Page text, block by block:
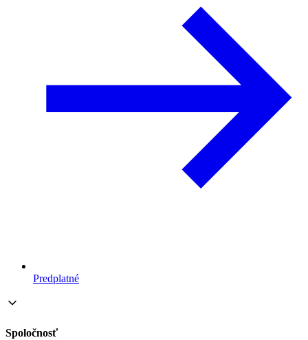
Predplatné
Spoločnosť